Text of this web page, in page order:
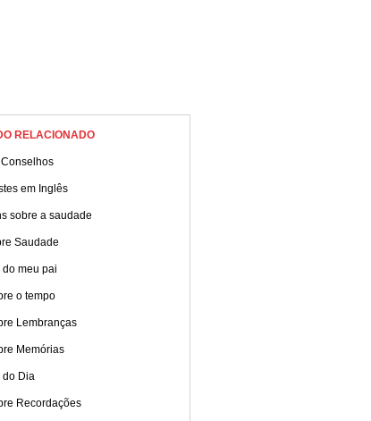
RELACIONADO
em Inglês
sobre a saudade
Saudade
meu pai
o tempo
Lembranças
Memórias
do Dia
Recordações